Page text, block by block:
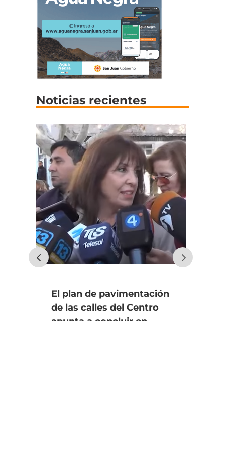
Noticias recientes
El plan de pavimentación
de las calles del Centro
apunta a concluir en